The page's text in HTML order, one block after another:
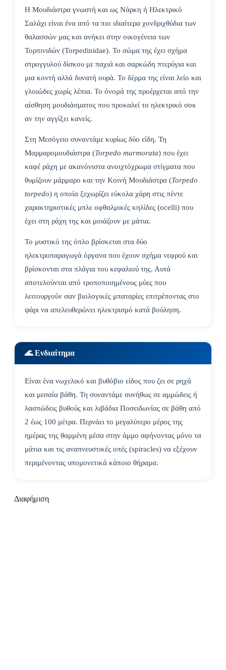
Η Μουδιάστρα γνωστή και ως Νάρκη ή Ηλεκτρικό
Σαλάχι είναι ένα από τα πιο ιδιαίτερα χονδριχθύδια των
θαλασσών μας και ανήκει στην οικογένεια των
Τορπινιδών (Torpedinidae). Το σώμα της έχει σχήμα
στρογγυλού δίσκου με παχιά και σαρκώδη πτερύγια και
μια κοντή αλλά δυνατή ουρά. Το δέρμα της είναι λείο και
γλοιώδες χωρίς λέπια. Το όνομά της προέρχεται από την
αίσθηση μουδιάσματος που προκαλεί το ηλεκτρικό σοκ
αν την αγγίξει κανείς.
Στη Μεσόγειο συναντάμε κυρίως δύο είδη. Τη
Μαρμαρομουδιάστρα (Torpedo marmorata) που έχει
καφέ ράχη με ακανόνιστα ανοιχτόχρωμα στίγματα που
θυμίζουν μάρμαρο και την Κοινή Μουδιάστρα (Torpedo
torpedo) η οποία ξεχωρίζει εύκολα χάρη στις πέντε
χαρακτηριστικές μπλε οφθαλμικές κηλίδες (ocelli) που
έχει στη ράχη της και μοιάζουν με μάτια.
Το μυστικό της όπλο βρίσκεται στα δύο
ηλεκτροπαραγωγά όργανα που έχουν σχήμα νεφρού και
βρίσκονται στα πλάγια του κεφαλιού της. Αυτά
αποτελούνται από τροποποιημένους μύες που
λειτουργούν σαν βιολογικές μπαταρίες επιτρέποντας στο
ψάρι να απελευθερώνει ηλεκτρισμό κατά βούληση.
🌊 Ενδιαίτημα
Είναι ένα νωχελικό και βυθόβιο είδος που ζει σε ρηχά
και μεσαία βάθη. Τη συναντάμε συνήθως σε αμμώδεις ή
λασπώδεις βυθούς και λιβάδια Ποσειδωνίας σε βάθη από
2 έως 100 μέτρα. Περνάει το μεγαλύτερο μέρος της
ημέρας της θαμμένη μέσα στην άμμο αφήνοντας μόνο τα
μάτια και τις αναπνευστικές οπές (spiracles) να εξέχουν
περιμένοντας υπομονετικά κάποιο θήραμα.
Διαφήμιση